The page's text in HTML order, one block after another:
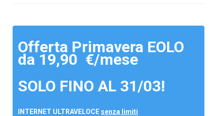
Offerta Primavera EOLO
da 19,90 €/mese
SOLO FINO AL 31/03!
INTERNET ULTRAVELOCE senza limiti